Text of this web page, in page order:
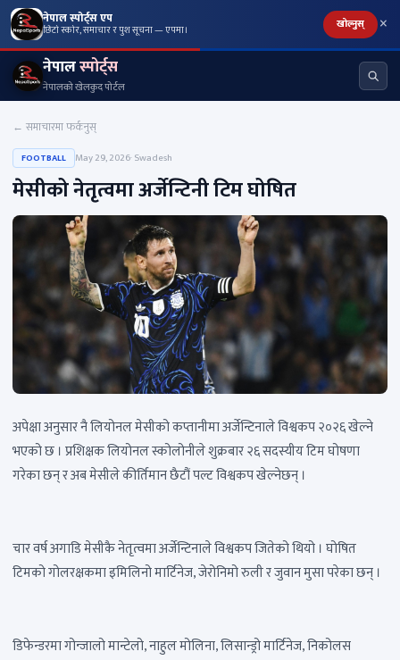
नेपाल स्पोर्ट्स एप
छिटो स्कोर, समाचार र पुश सूचना — एपमा। खोल्नुस् ×
नेपालस्पोर्ट्स
नेपालको खेलकुद पोर्टल
← समाचारमा फर्कनुस्
FOOTBALL May 29, 2026· Swadesh
मेसीको नेतृत्वमा अर्जेन्टिनी टिम घोषित
अपेक्षा अनुसार नै लियोनल मेसीको कप्तानीमा अर्जेन्टिनाले विश्वकप २०२६ खेल्ने
भएको छ । प्रशिक्षक लियोनल स्कोलोनीले शुक्रबार २६ सदस्यीय टिम घोषणा
गरेका छन् र अब मेसीले कीर्तिमान छैटौं पल्ट विश्वकप खेल्नेछन् ।
चार वर्ष अगाडि मेसीकै नेतृत्वमा अर्जेन्टिनाले विश्वकप जितेको थियो । घोषित
टिमको गोलरक्षकमा इमिलिनो मार्टिनेज, जेरोनिमो रुली र जुवान मुसा परेका छन् ।
डिफेन्डरमा गोन्जालो मान्टेलो, नाहुल मोलिना, लिसान्ड्रो मार्टिनेज, निकोलस